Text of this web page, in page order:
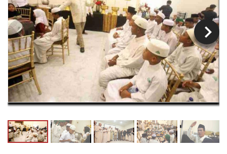
chevron_right
chevron_left